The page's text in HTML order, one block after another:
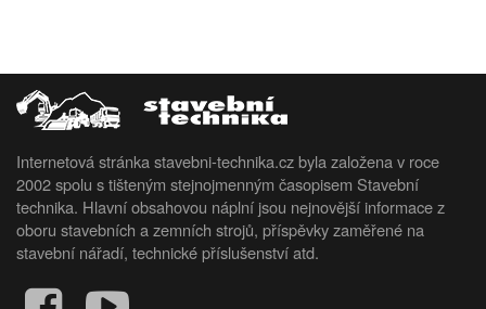
Internetová stránka stavebni-technika.cz byla založena v roce
2002 spolu s tišteným stejnojmenným časopisem Stavební
technika. Hlavní obsahovou náplní jsou nejnovější informace z
oboru stavebních a zemních strojů, příspěvky zaměřené na
stavební nářadí, technické příslušenství atd.